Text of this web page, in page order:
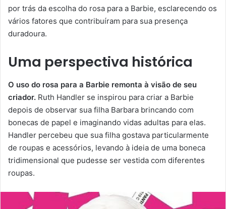
por trás da escolha do rosa para a Barbie, esclarecendo os
vários fatores que contribuíram para sua presença
duradoura.
Uma perspectiva histórica
O uso do rosa para a Barbie remonta à visão de seu
criador. Ruth Handler se inspirou para criar a Barbie
depois de observar sua filha Barbara brincando com
bonecas de papel e imaginando vidas adultas para elas.
Handler percebeu que sua filha gostava particularmente
de roupas e acessórios, levando à ideia de uma boneca
tridimensional que pudesse ser vestida com diferentes
roupas.